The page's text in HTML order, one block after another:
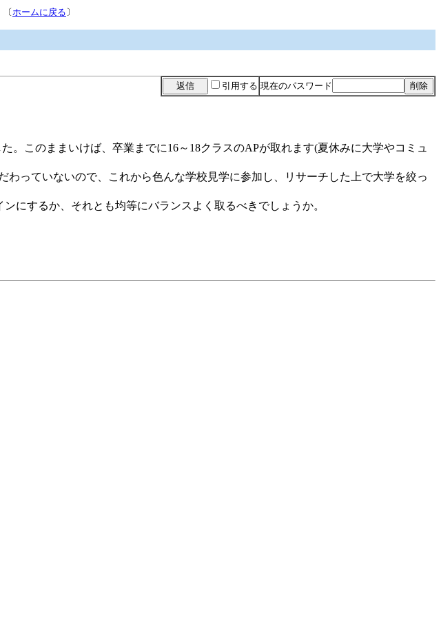
〔ホームに戻る 〕
引用する 現在のパスワード
。このままいけば、卒業までに16～18クラスのAPが取れます(夏休みに大学やコミュ
っていないので、これから色んな学校見学に参加し、リサーチした上で大学を絞っ
にするか、それとも均等にバランスよく取るべきでしょうか。